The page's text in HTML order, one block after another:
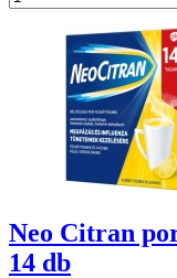
Neo Citran
14 db